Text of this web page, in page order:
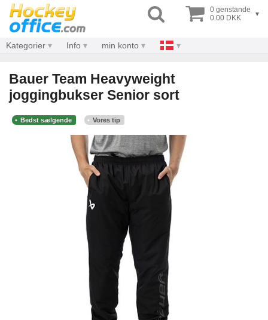
0 genstande
0.00 DKK
▾
Kategorier Info min konto
Bauer Team Heavyweight
joggingbukser Senior sort
Bedst sælgende Vores tip